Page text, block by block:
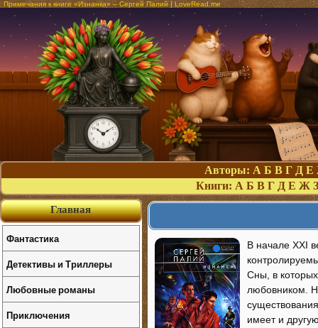
Примечания к книге «Изнанка» – Сергей Палий | LoveRead.me
Авторы: А Б В Г Д Е
Книги: А Б В Г Д Е Ж З
В начале XXI
Сны, в
любовником.
имеет и
Главная
Фантастика
Детективы и Триллеры
Любовные романы
Приключения